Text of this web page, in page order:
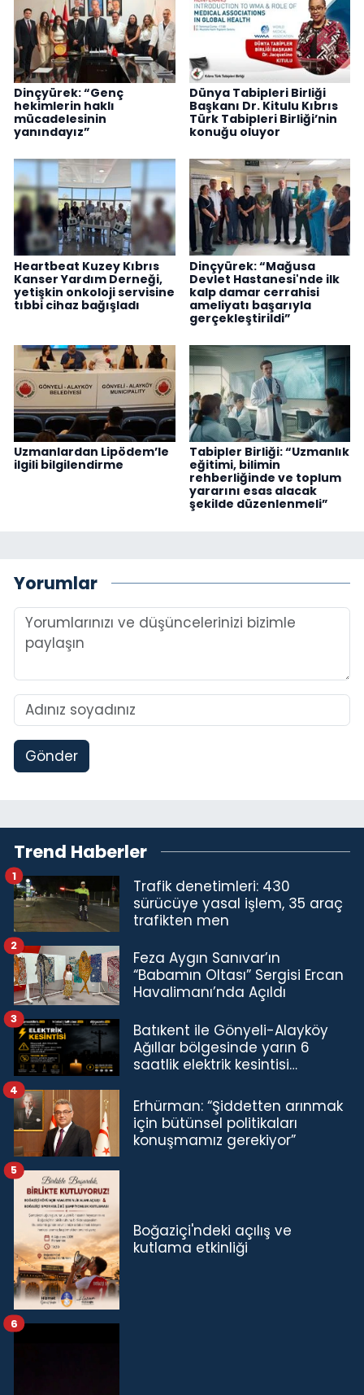
Dinçyürek: “Genç
hekimlerin haklı
mücadelesinin
yanındayız”
Dünya Tabipleri Birliği
Başkanı Dr. Kitulu Kıbrıs
Türk Tabipleri Birliği’nin
konuğu oluyor
Heartbeat Kuzey Kıbrıs
Kanser Yardım Derneği,
yetişkin onkoloji servisine
tıbbi cihaz bağışladı
Dinçyürek: “Mağusa
Devlet Hastanesi'nde ilk
kalp damar cerrahisi
ameliyatı başarıyla
gerçekleştirildi”
Uzmanlardan Lipödem’le
ilgili bilgilendirme
Tabipler Birliği: “Uzmanlık
eğitimi, bilimin
rehberliğinde ve toplum
yararını esas alacak
şekilde düzenlenmeli”
Yorumlar
Gönder
Trend Haberler
Trafik denetimleri: 430
sürücüye yasal işlem, 35 araç
trafikten men
1
Feza Aygın Sanıvar’ın
“Babamın Oltası” Sergisi Ercan
Havalimanı’nda Açıldı
2
Batıkent ile Gönyeli-Alayköy
Ağıllar bölgesinde yarın 6
saatlik elektrik kesintisi…
3
Erhürman: “Şiddetten arınmak
için bütünsel politikaları
konuşmamız gerekiyor”
4
Boğaziçi'ndeki açılış ve
kutlama etkinliği
5
6